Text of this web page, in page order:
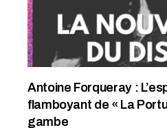
Antoine Forqueray :
flamboyant de « La
gambe